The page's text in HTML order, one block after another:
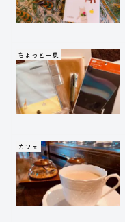
ちょっと一息
カフェ